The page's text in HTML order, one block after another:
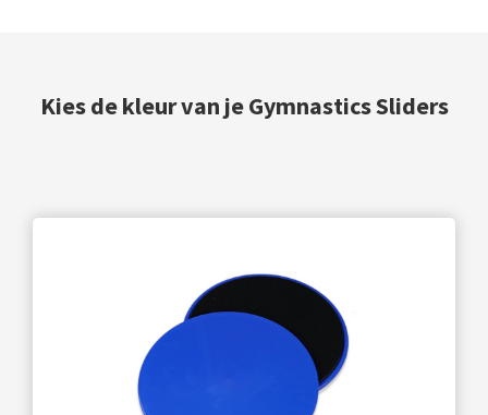
Kies de kleur van je Gymnastics Sliders